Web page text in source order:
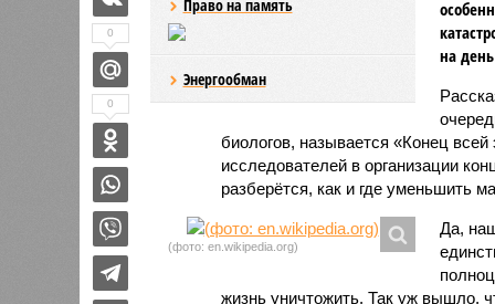
Право на память
Энергообман
на
биологов, называется «Конец
исследователей в организации
разберётся, как и где уменьшить
(фото: en.wikipedia.org)
Да,
жизнь уничтожить. Так уж вышло,
0
0